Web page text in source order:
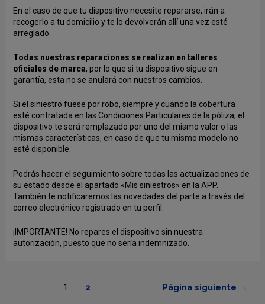
En el caso de que tu dispositivo necesite repararse, irán a
recogerlo a tu domicilio y te lo devolverán allí una vez esté
arreglado.
Todas nuestras reparaciones se realizan en talleres
oficiales de marca, por lo que si tu dispositivo sigue en
garantía, esta no se anulará con nuestros cambios.
Si el siniestro fuese por robo, siempre y cuando la cobertura
esté contratada en las Condiciones Particulares de la póliza, el
dispositivo te será remplazado por uno del mismo valor o las
mismas características, en caso de que tu mismo modelo no
esté disponible.
Podrás hacer el seguimiento sobre todas las actualizaciones de
su estado desde el apartado «Mis siniestros» en la APP.
También te notificaremos las novedades del parte a través del
correo electrónico registrado en tu perfil.
¡IMPORTANTE! No repares el dispositivo sin nuestra
autorización, puesto que no sería indemnizado.
1 2 Página siguiente →